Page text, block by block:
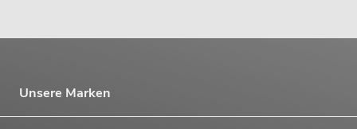
Unsere Marken